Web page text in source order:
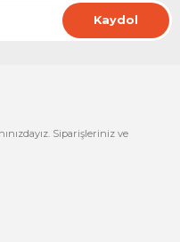
Kaydol
Siparişleriniz ve